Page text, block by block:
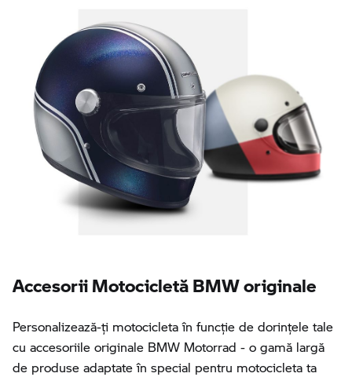
Accesorii Motocicletă BMW originale
Personalizează-ţi motocicleta în funcţie de dorinţele tale
cu accesoriile originale BMW Motorrad - o gamă largă
de produse adaptate în special pentru motocicleta ta